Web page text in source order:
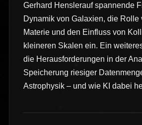
Gerhard Henslerauf spannende
Dynamik von Galaxien, die Rolle
Materie und den Einfluss von
kleineren Skalen ein. Ein
die Herausforderungen in der
Speicherung riesiger
Astrophysik – und wie KI dabei